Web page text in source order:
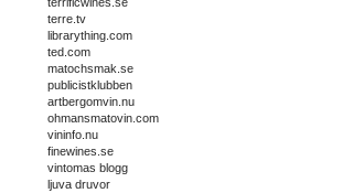
terre.tv
librarything.com
ted.com
matochsmak.se
publicistklubben
artbergomvin.nu
ohmansmatovin.com
vininfo.nu
finewines.se
vintomas blogg
ljuva druvor